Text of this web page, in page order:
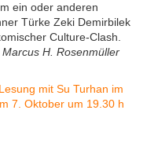
ein oder anderen
Türke Zeki Demirbilek
Culture-Clash.
Marcus H. Rosenmüller